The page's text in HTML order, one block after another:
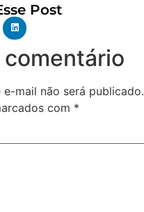
Post
comentário
e-mail não será publicado.
com *